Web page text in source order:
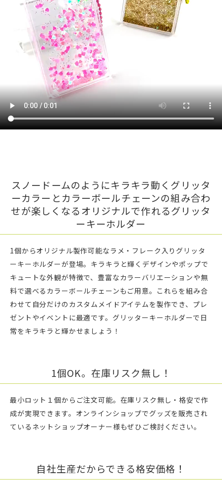
スノードームのようにキラキラ動くグリッタ
ーカラーとカラーボールチェーンの組み合わ
せが楽しくなるオリジナルで作れるグリッタ
ーキーホルダー
1個からオリジナル製作可能なラメ・フレーク入りグリッタ
ーキーホルダーが登場。キラキラと輝くデザインやポップで
キュートな外観が特徴で、豊富なカラーバリエーションや無
料で選べるカラーボールチェーンもご用意。これらを組み合
わせて自分だけのカスタムメイドアイテムを製作でき、プレ
ゼントやイベントに最適です。グリッターキーホルダーで日
常をキラキラと輝かせましょう！
1個OK。在庫リスク無し！
最小ロット１個からご注文可能。在庫リスク無し・格安で作
成が実現できます。オンラインショップでグッズを販売され
ているネットショップオーナー様もぜひご検討ください。
自社生産だからできる格安価格！